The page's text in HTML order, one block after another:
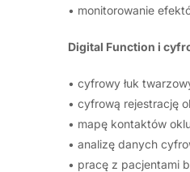
• monitorowanie
Digital Function i
• cyfrowy łuk
• cyfrową rejestrację
• mapę kontaktów
• analizę danych
• pracę z pacjentami